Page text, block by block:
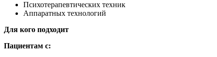
Психотерапевтических техник
Аппаратных технологий
Для кого подходит
Пациентам с: